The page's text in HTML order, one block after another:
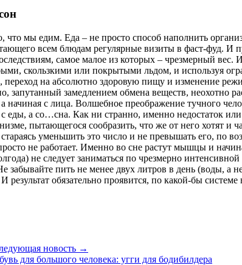
что мы едим. Еда – не просто способ наполнить
всем блюдам регулярные визиты в фаст-фуд. И
самое малое из которых – чрезмерный вес.
скользкими или покрытыми льдом, и используя
на абсолютно здоровую пищу и изменение
запутанный замедлением обмена веществ, неохотно
с лица. Волшебное преображение тучного
еды, а со…сна. Как ни странно, именно недостаток
пытающегося сообразить, что же от него хотят
уменьшить это число и не превышать его, по
не работает. Именно во сне растут мышцы и
не следует заниматься по чрезмерно
забывайте пить не менее двух литров в день (воды,
обязательно проявится, по какой-бы системе
новость →
для большого человека: угги для бодибилдера